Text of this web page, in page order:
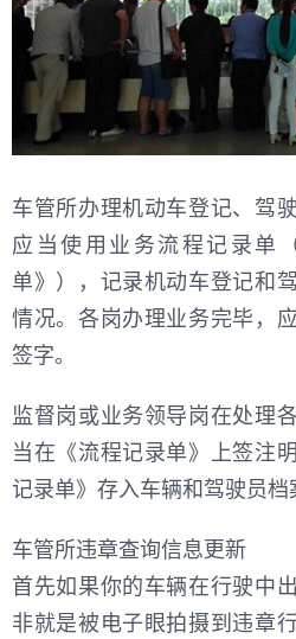
车管所办理机动车登记、驾
应当使用业务流程记录单
单》），记录机动车登记和
情况。各岗办理业务完毕，
签字。
监督岗或业务领导岗在处理
当在《流程记录单》上签注
记录单》存入车辆和驾驶员档
车管所违章查询信息更新
首先如果你的车辆在行驶中
非就是被电子眼拍摄到违章